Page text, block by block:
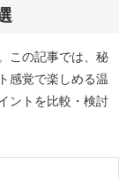
この記事では、秘
感覚で楽しめる温
ントを比較・検討